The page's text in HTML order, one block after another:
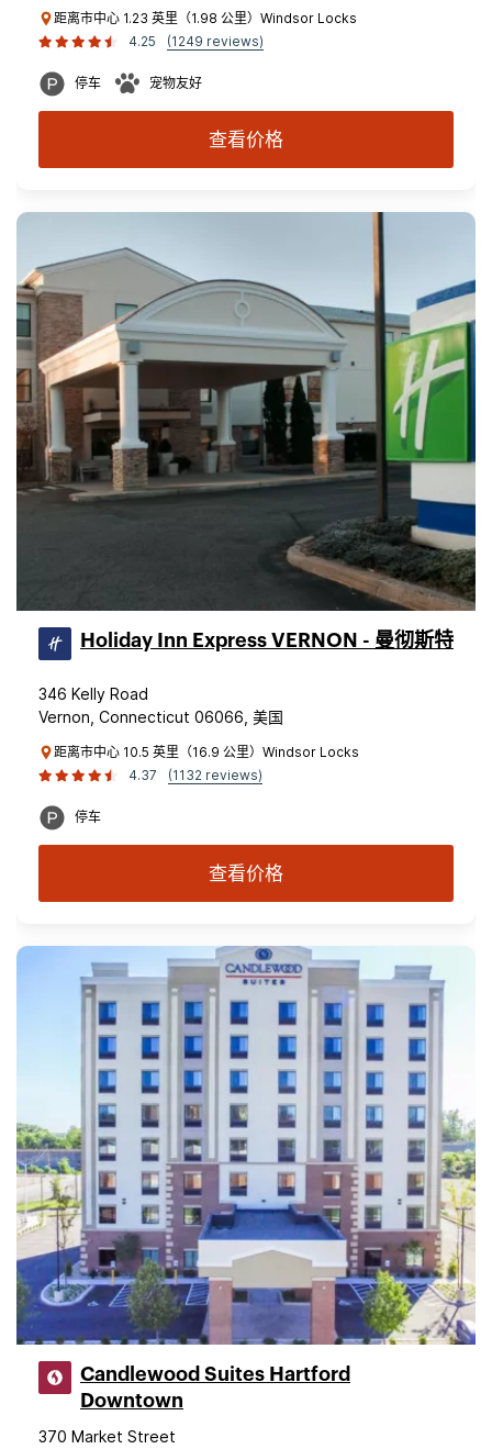
距离市中心 1.23 英里（1.98 公里）Windsor Locks
4.25
(1249 reviews)
停车 宠物友好
查看价格
Holiday Inn Express VERNON - 曼彻斯特
346 Kelly Road
Vernon, Connecticut 06066, 美国
距离市中心 10.5 英里（16.9 公里）Windsor Locks
4.37
(1132 reviews)
停车
查看价格
Candlewood Suites Hartford
Downtown
370 Market Street